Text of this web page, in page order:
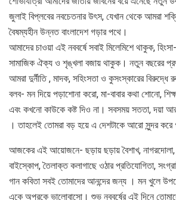
জুলাই বিপ্লবের নবচেতনার উৎস, যেখান থেকে আমরা
বৈষম্যহীন উন্নত বাংলাদেশ গড়ার পথে।
আমাদের চাওয়া এই নববর্ষে সবাই মিলেমিশে থাকুক,
সামাজিক ঐক্য ও শৃঙ্খলা বজায় থাকুক। নতুন বছরের
আমরা দুর্নীতি , মাদক, সহিংসতা ও কুসংস্কারের বিরুদ্ধে
বলব- মন দিয়ে পড়াশোনা করো, মা-বাবার কথা শোনো,
এবং কখনো কাউকে কষ্ট দিও না। সবসময় সততা, দয়া
। তাহলেই তোমরা বড় হয়ে এ দেশটাকে আরো সুন্দর করে
আজকের এই আয়োজনে- ছড়ায় ছড়ায় বৈশাখ, নাগরদোলা,
বাইস্কোপ, তৈলাক্ত কলাগাছে ওঠার প্রতিযোগিতা,
গান কবিতা সবই তোমাদের আনন্দের জন্য । মন খুলে
একে অপরকে ভালোবাসো। শুভ নববর্ষের এই দিনে